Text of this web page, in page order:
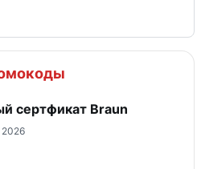
сертфикат Braun
2026